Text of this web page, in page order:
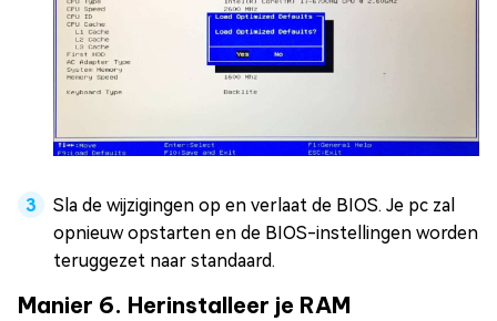
Sla de wijzigingen op en verlaat de BIOS. Je pc zal
opnieuw opstarten en de BIOS-instellingen worden
teruggezet naar standaard.
Manier 6. Herinstalleer je RAM